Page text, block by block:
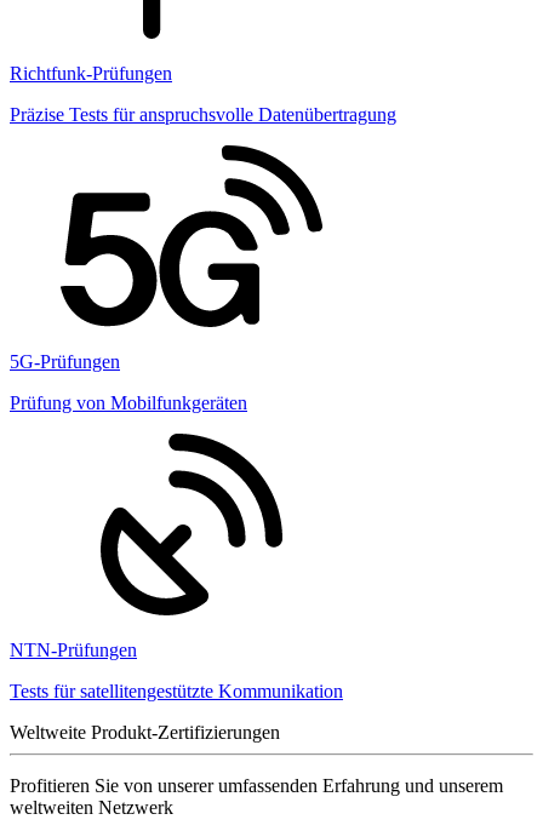
Richtfunk-Prüfungen
Präzise Tests für anspruchsvolle Datenübertragung
5G-Prüfungen
Prüfung von Mobilfunkgeräten
NTN-Prüfungen
Tests für satellitengestützte Kommunikation
Weltweite Produkt-Zertifizierungen
Profitieren Sie von unserer umfassenden Erfahrung und unserem
weltweiten Netzwerk